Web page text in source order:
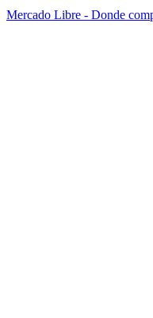
Mercado Libre - Donde